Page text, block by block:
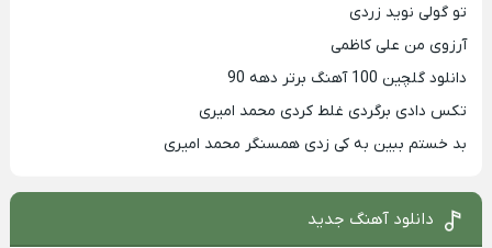
تو گولی نوید زردی
آرزوی من علی کاظمی
دانلود گلچین 100 آهنگ برتر دهه 90
تکس دادی برگردی غلط کردی محمد امیری
بد خستم ببین به کی زدی همسنگر محمد امیری
دانلود آهنگ جدید